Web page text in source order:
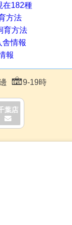
在182種
方法
育方法
情報
報
9-19時
葉店